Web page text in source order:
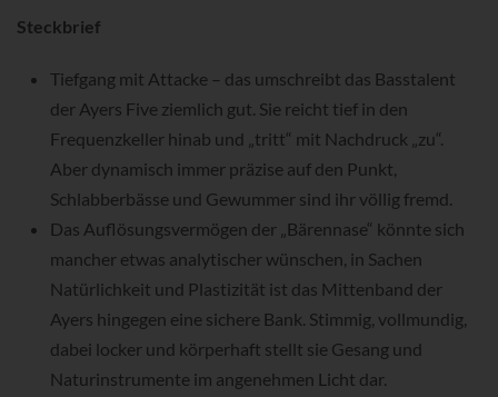
Steckbrief
Tiefgang mit Attacke – das umschreibt das Basstalent
der Ayers Five ziemlich gut. Sie reicht tief in den
Frequenzkeller hinab und „tritt“ mit Nachdruck „zu“.
Aber dynamisch immer präzise auf den Punkt,
Schlabberbässe und Gewummer sind ihr völlig fremd.
Das Auflösungsvermögen der „Bärennase“ könnte sich
mancher etwas analytischer wünschen, in Sachen
Natürlichkeit und Plastizität ist das Mittenband der
Ayers hingegen eine sichere Bank. Stimmig, vollmundig,
dabei locker und körperhaft stellt sie Gesang und
Naturinstrumente im angenehmen Licht dar.